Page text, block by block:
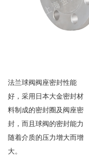
法兰球阀阀座密封性能
好，采用日本大金密封材
料制成的密封圈及阀座密
封，而且球阀的密封能力
随着介质的压力增大而增
大。